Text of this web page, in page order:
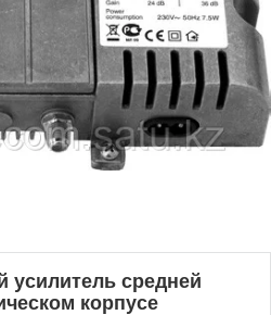
усилитель средней
корпусе